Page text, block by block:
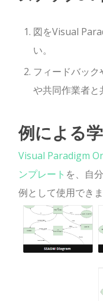
図をVisual
い。
フィードバッ
や共同作業者と
例による
Visual Paradigm
ンプレート を、自
例として使用でき